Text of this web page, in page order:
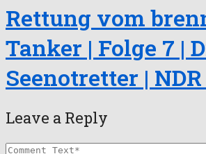
Rettung vom
Tanker | Folge 7 |
Seenotretter |
Leave a Reply